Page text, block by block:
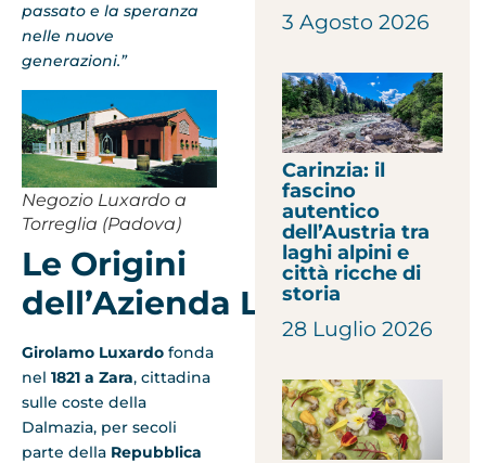
passato e la speranza
nelle nuove
generazioni.”
Negozio Luxardo a
Torreglia (Padova)
Le Origini
dell’Azienda Luxardo
Girolamo Luxardo fonda
nel 1821 a Zara, cittadina
sulle coste della
Dalmazia, per secoli
parte della Repubblica
3 Agosto 2026
Carinzia: il
fascino
autentico
dell’Austria tra
laghi alpini e
città ricche di
storia
28 Luglio 2026